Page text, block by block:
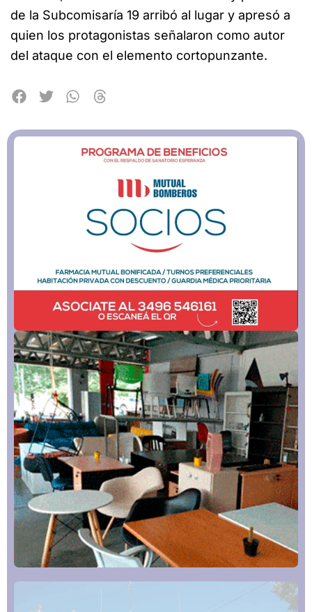
de la Subcomisaría 19 arribó al lugar y apresó a
quien los protagonistas señalaron como autor
del ataque con el elemento cortopunzante.